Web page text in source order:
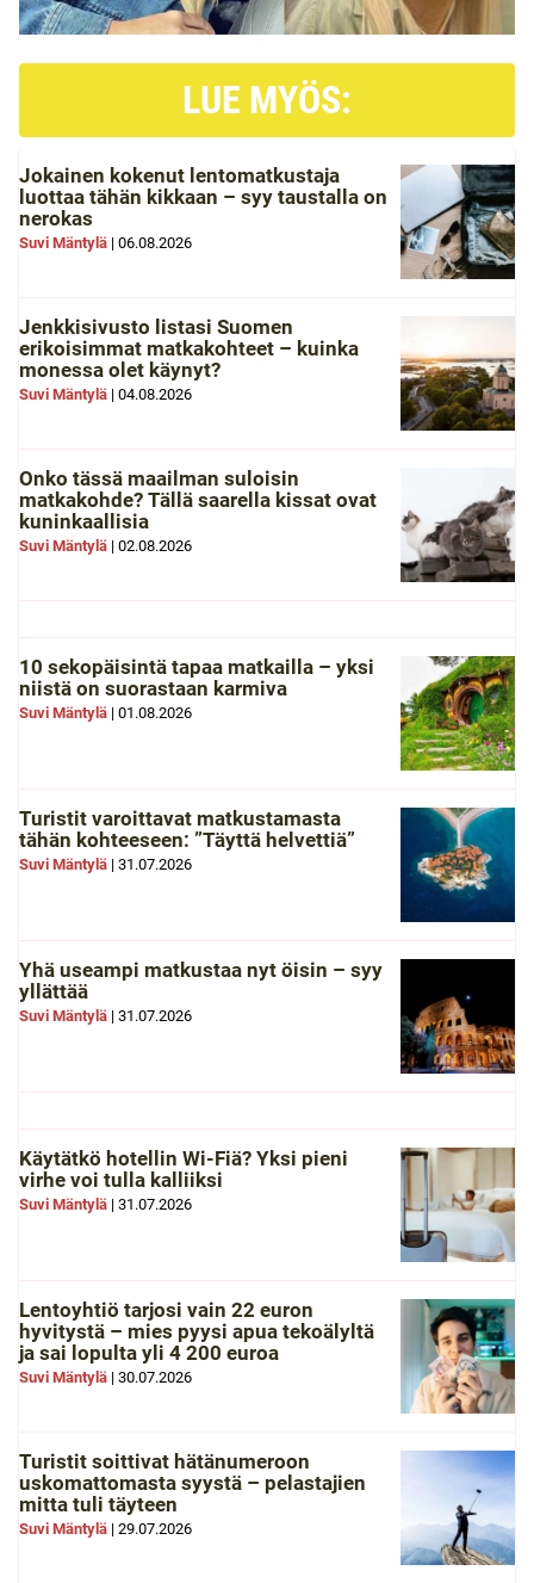
LUE MYÖS:
Jokainen kokenut lentomatkustaja
luottaa tähän kikkaan – syy taustalla on
nerokas
Suvi Mäntylä | 06.08.2026
Jenkkisivusto listasi Suomen
erikoisimmat matkakohteet – kuinka
monessa olet käynyt?
Suvi Mäntylä | 04.08.2026
Onko tässä maailman suloisin
matkakohde? Tällä saarella kissat ovat
kuninkaallisia
Suvi Mäntylä | 02.08.2026
10 sekopäisintä tapaa matkailla – yksi
niistä on suorastaan karmiva
Suvi Mäntylä | 01.08.2026
Turistit varoittavat matkustamasta
tähän kohteeseen: ”Täyttä helvettiä”
Suvi Mäntylä | 31.07.2026
Yhä useampi matkustaa nyt öisin – syy
yllättää
Suvi Mäntylä | 31.07.2026
Käytätkö hotellin Wi-Fiä? Yksi pieni
virhe voi tulla kalliiksi
Suvi Mäntylä | 31.07.2026
Lentoyhtiö tarjosi vain 22 euron
hyvitystä – mies pyysi apua tekoälyltä
ja sai lopulta yli 4 200 euroa
Suvi Mäntylä | 30.07.2026
Turistit soittivat hätänumeroon
uskomattomasta syystä – pelastajien
mitta tuli täyteen
Suvi Mäntylä | 29.07.2026